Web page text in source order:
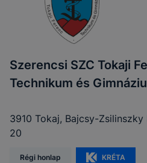
Szerencsi SZC Tokaji
Technikum és
3910 Tokaj, Bajcsy-Zsilinszky
20
Régi honlap KRÉTA